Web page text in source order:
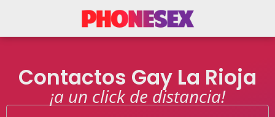
Contactos Gay La Rioja
¡a un click de distancia!